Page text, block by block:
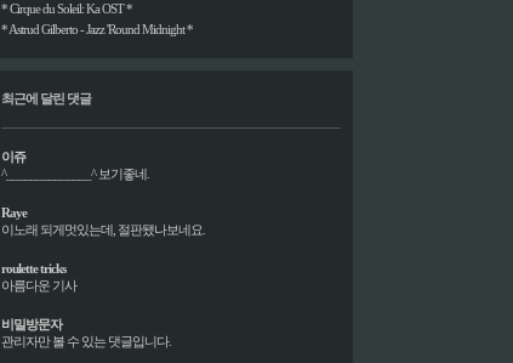
* Cirque du Soleil: Ka OST *
* Astrud Gilberto - Jazz 'Round Midnight *
최근에 달린 댓글
이쥬
^______________^ 보기좋네.
Raye
이노래 되게멋있는데, 절판됐나보네요.
roulette tricks
아름다운 기사
비밀방문자
관리자만 볼 수 있는 댓글입니다.